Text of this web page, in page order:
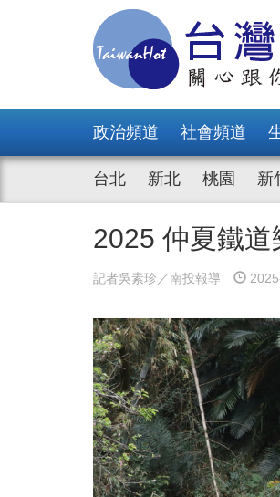
政治頻道 社會頻道
台北 新北 桃園 新
2025 仲夏鐵
記者吳素珍／南投報導